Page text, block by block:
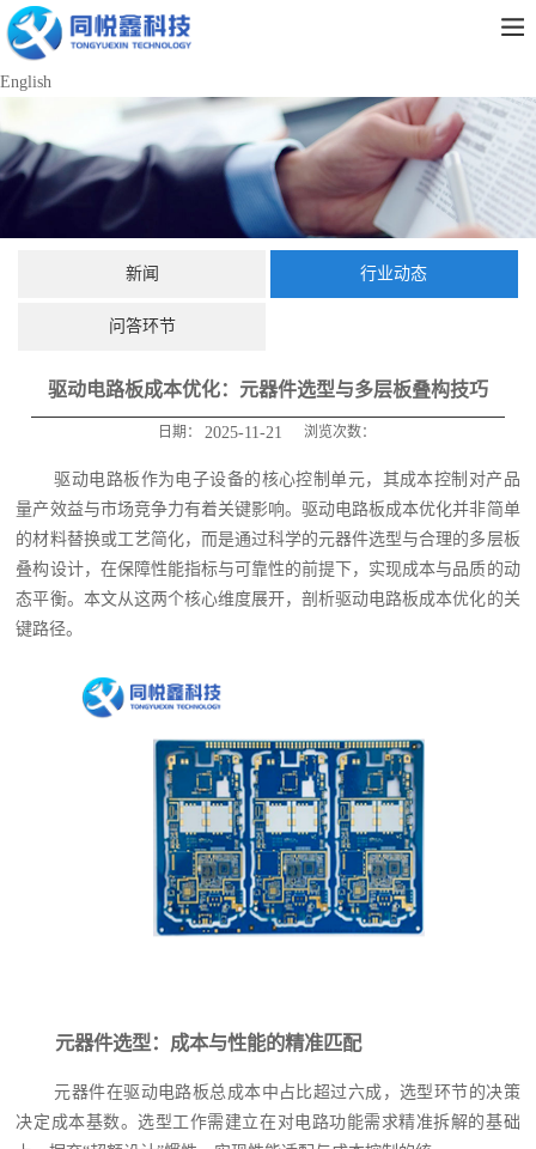
English
新闻 行业动态
问答环节
驱动电路板成本优化：元器件选型与多层板叠构技巧
日期： 2025-11-21 浏览次数：
驱动电路板作为电子设备的核心控制单元，其成本控制对产品
量产效益与市场竞争力有着关键影响。驱动电路板成本优化并非简单
的材料替换或工艺简化，而是通过科学的元器件选型与合理的多层板
叠构设计，在保障性能指标与可靠性的前提下，实现成本与品质的动
态平衡。本文从这两个核心维度展开，剖析驱动电路板成本优化的关
键路径。
元器件选型：成本与性能的精准匹配
元器件在驱动电路板总成本中占比超过六成，选型环节的决策
决定成本基数。选型工作需建立在对电路功能需求精准拆解的基础